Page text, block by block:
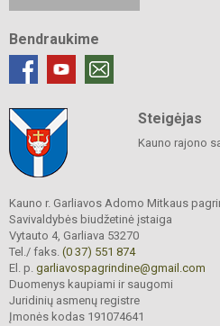
Bendraukime
Steigėjas
Kauno rajono
Kauno r. Garliavos Adomo Mitkaus
Savivaldybės biudžetinė įstaiga
Vytauto 4, Garliava 53270
Tel./ faks. (0 37) 551 874
El. p. garliavospagrindine@gmail.com
Duomenys kaupiami ir saugomi
Juridinių asmenų registre
Įmonės kodas 191074641